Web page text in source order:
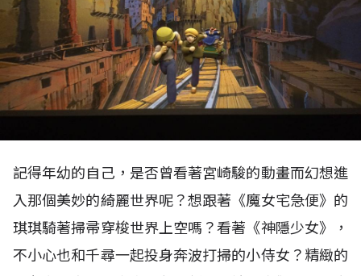
記得年幼的自己，是否曾看著宮崎駿的動畫而幻想進
入那個美妙的綺麗世界呢？想跟著《魔女宅急便》的
琪琪騎著掃帚穿梭世界上空嗎？看著《神隱少女》，
不小心也和千尋一起投身奔波打掃的小侍女？精緻的